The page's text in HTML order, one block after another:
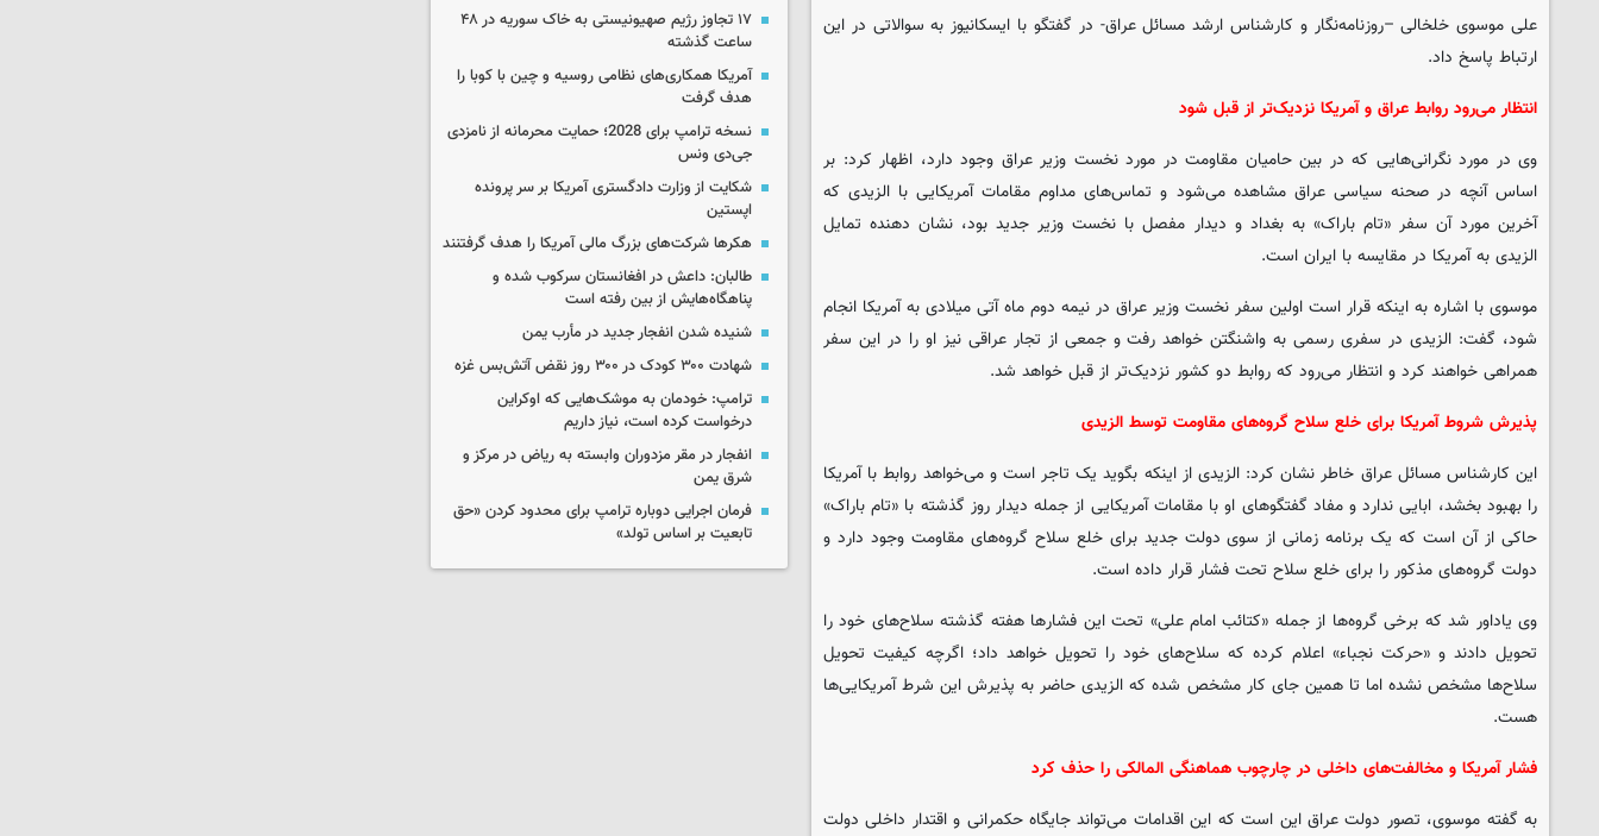
علی موسوی خلخالی –روزنامه‌نگار و کارشناس ارشد مسائل عراق- در گفتگو با ایسکانیوز به سوالاتی در این
ارتباط پاسخ داد.
انتظار می‌رود روابط عراق و آمریکا نزدیک‌تر از قبل شود
وی در مورد نگرانی‌هایی که در بین حامیان مقاومت در مورد نخست وزیر عراق وجود دارد، اظهار کرد: بر
اساس آنچه در صحنه سیاسی عراق مشاهده می‌شود و تماس‌های مداوم مقامات آمریکایی با الزیدی که
آخرین مورد آن سفر «تام باراک» به بغداد و دیدار مفصل با نخست وزیر جدید بود، نشان دهنده تمایل
الزیدی به آمریکا در مقایسه با ایران است.
موسوی با اشاره به اینکه قرار است اولین سفر نخست وزیر عراق در نیمه دوم ماه آتی میلادی به آمریکا انجام
شود، گفت: الزیدی در سفری رسمی به واشنگتن خواهد رفت و جمعی از تجار عراقی نیز او را در این سفر
همراهی خواهند کرد و انتظار می‌رود که روابط دو کشور نزدیک‌تر از قبل خواهد شد.
پذیرش شروط آمریکا برای خلع سلاح گروه‌های مقاومت توسط الزیدی
این کارشناس مسائل عراق خاطر نشان کرد: الزیدی از اینکه بگوید یک تاجر است و می‌خواهد روابط با آمریکا
را بهبود بخشد، ابایی ندارد و مفاد گفتگوهای او با مقامات آمریکایی از جمله دیدار روز گذشته با «تام باراک»
حاکی از آن است که یک برنامه زمانی از سوی دولت جدید برای خلع سلاح گروه‌های مقاومت وجود دارد و
دولت گروه‌های مذکور را برای خلع سلاح تحت فشار قرار داده است.
وی یاداور شد که برخی گروه‌ها از جمله «کتائب امام علی» تحت این فشارها هفته گذشته سلاح‌های خود را
تحویل دادند و «حرکت نجباء» اعلام کرده که سلاح‌های خود را تحویل خواهد داد؛ اگرچه کیفیت تحویل
سلاح‌ها مشخص نشده اما تا همین جای کار مشخص شده که الزیدی حاضر به پذیرش این شرط آمریکایی‌ها
هست.
فشار آمریکا و مخالفت‌های داخلی در چارچوب هماهنگی المالکی را حذف کرد
به گفته موسوی، تصور دولت عراق این است که این اقدامات می‌تواند جایگاه حکمرانی و اقتدار داخلی دولت
۱۷ تجاوز رژیم صهیونیستی به خاک سوریه در ۴۸
ساعت گذشته
آمریکا همکاری‌های نظامی روسیه و چین با کوبا را
هدف گرفت
نسخه ترامپ برای 2028؛ حمایت محرمانه از نامزدی
جی‌دی ونس
شکایت از وزارت دادگستری آمریکا بر سر پرونده
اپستین
هکرها شرکت‌های بزرگ مالی آمریکا را هدف گرفتنند
طالبان: داعش در افغانستان سرکوب شده و
پناهگاه‌هایش از بین رفته است
شنیده شدن انفجار جدید در مأرب یمن
شهادت ۳۰۰ کودک در ۳۰۰ روز نقض آتش‌بس غزه
ترامپ: خودمان به موشک‌هایی که اوکراین
درخواست کرده است، نیاز داریم
انفجار در مقر مزدوران وابسته به ریاض در مرکز و
شرق یمن
فرمان اجرایی دوباره ترامپ برای محدود کردن «حق
تابعیت بر اساس تولد»